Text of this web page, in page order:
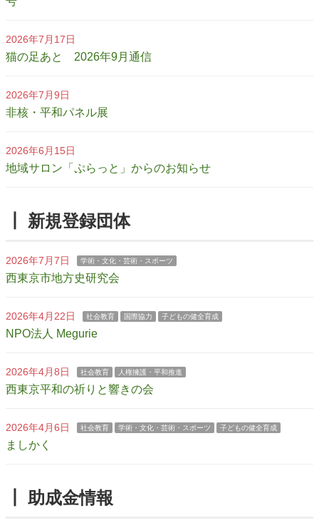
2026年7月17日
猫の足あと 2026年9月通信
2026年7月9日
非核・平和パネル展
2026年6月15日
地域サロン「ぷらっと」からのお知らせ
┃ 新規登録団体
2026年7月7日 学術・文化・芸術・スポーツ
西東京市地方史研究会
2026年4月22日 社会教育 国際協力 子どもの健全育成
NPO法人 Megurie
2026年4月8日 社会教育 人権擁護・平和推進
西東京平和の祈りと響きの会
2026年4月6日 社会教育 学術・文化・芸術・スポーツ 子どもの健全育成
ましかく
┃ 助成金情報